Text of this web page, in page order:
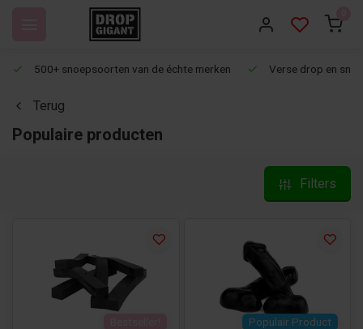
500+ snoepsoorten van de échte merken Verse drop en
Terug
Populaire producten
Filters
Populair Product